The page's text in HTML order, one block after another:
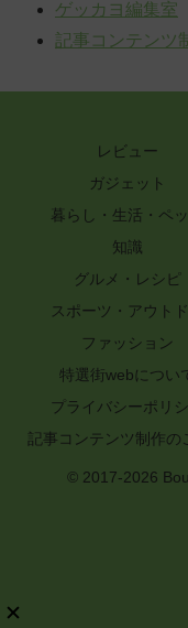
ゲッカヨ編集室
記事コンテンツ
レビュー
ガジェット
暮らし・生活・ペ
知識
グルメ・レシピ
スポーツ・アウト
ファッション
特選街webについ
プライバシーポリ
記事コンテンツ制作の
© 2017-2026